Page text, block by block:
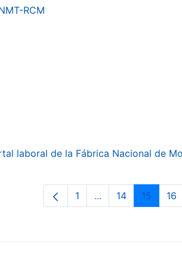
RCM
laboral de la Fábrica Nacional de
Page
1 ...Intermediate
Page
14 Page
15 16